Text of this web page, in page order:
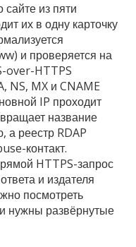
из пяти
их в одну карточку
и проверяется на
over-HTTPS
NS, MX и CNAME
IP проходит
название
а реестр RDAP
контакт.
HTTPS-запрос
и издателя
посмотреть
нужны развёрнутые